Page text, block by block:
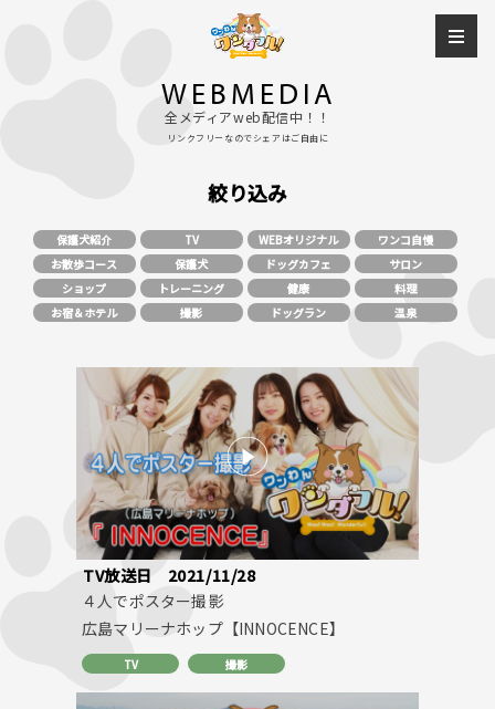
WEBMEDIA
全メディアweb配信中！！
リンクフリーなのでシェアはご自由に
絞り込み
保護犬紹介 TV WEBオリジナル
ワンコ自慢
お散歩コース
保護犬 ドッグカフェ
サロン
ショップ
トレーニング 健康
料理
お宿＆ホテル
撮影 ドッグラン 温泉
TV放送日
2021/11/28
４人でポスター撮影
広島マリーナホップ【INNOCENCE】
TV 撮影